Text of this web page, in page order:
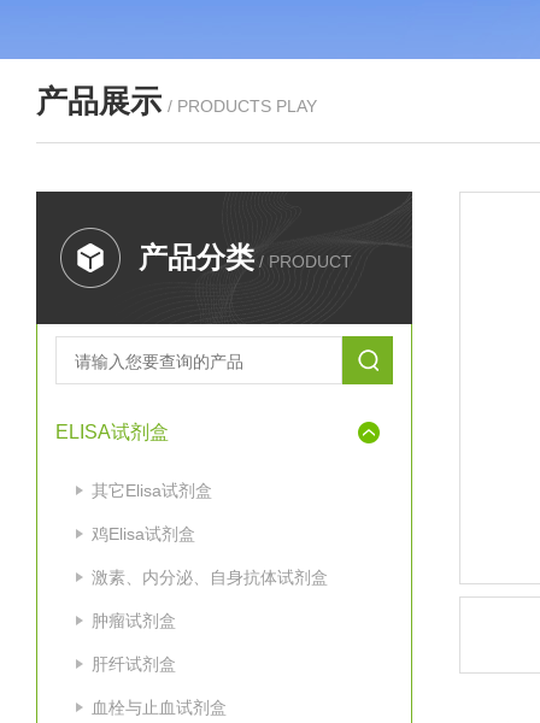
产品展示 / PRODUCTS PLAY
产品分类 / PRODUCT
ELISA试剂盒
其它Elisa试剂盒
鸡Elisa试剂盒
激素、内分泌、自身抗体试剂盒
肿瘤试剂盒
肝纤试剂盒
血栓与止血试剂盒